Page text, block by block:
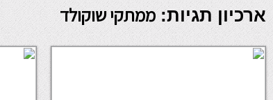
ארכיון תגיות:ממתקי שוקולד